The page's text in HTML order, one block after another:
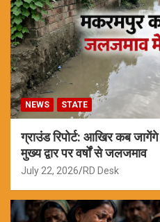
NEWS STATE
ग्राउंड रिपोर्ट: आखिर कब
मुख्य द्वार पर वर्षों से जलजमाव
July 22, 2026 RD Desk